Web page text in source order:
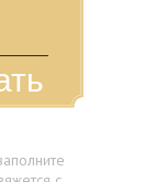
1